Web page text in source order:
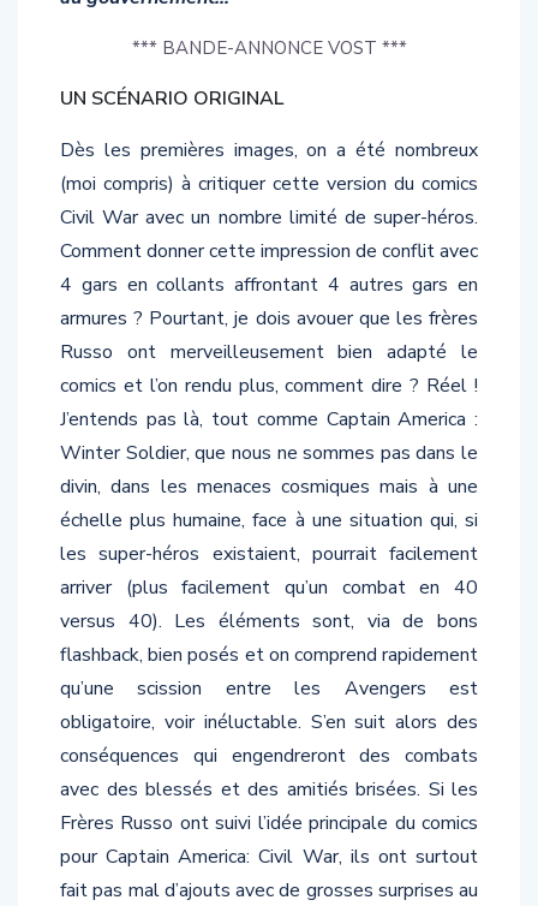
(moi compris) à critiquer cette version du comics
Civil War avec un nombre limité de super-héros.
Comment donner cette impression de conflit avec
4 gars en collants affrontant 4 autres gars en
armures ? Pourtant, je dois avouer que les frères
Russo ont merveilleusement bien adapté le
comics et l’on rendu plus, comment dire ? Réel !
J’entends pas là, tout comme Captain America :
Winter Soldier, que nous ne sommes pas dans le
divin, dans les menaces cosmiques mais à une
échelle plus humaine, face à une situation qui, si
les super-héros existaient, pourrait facilement
arriver (plus facilement qu’un combat en 40
versus 40). Les éléments sont, via de bons
flashback, bien posés et on comprend rapidement
qu’une scission entre les Avengers est
obligatoire, voir inéluctable. S’en suit alors des
conséquences qui engendreront des combats
avec des blessés et des amitiés brisées. Si les
Frères Russo ont suivi l’idée principale du comics
pour Captain America: Civil War, ils ont surtout
fait pas mal d’ajouts avec de grosses surprises au
scénario qui ne manqueront pas de vous faire